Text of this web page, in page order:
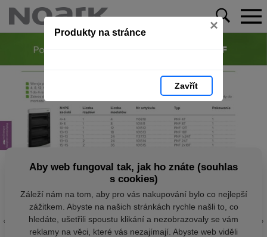
Produkty na stránce ×
Zavřít
Aby web fungoval tak, jak ho znáte (souhlas
s cookies)
Záleží nám na tom, aby pro vás nakupování bylo co nejlepší
zážitkem. Abyste na našich stránkách rychle našli to, co
hledáte, ušetřili spoustu klikání a nezobrazovaly se vám
reklamy na věci, které vás nezajímají. Abyste web viděli